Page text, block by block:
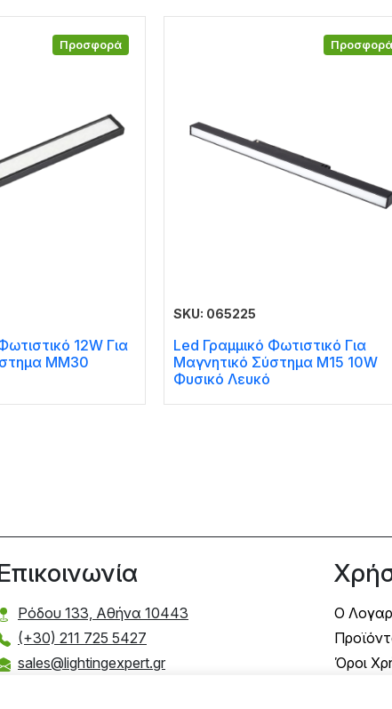
Προσφορά
12W Για
MM30
Προσφορά
SKU: 065225
Led Γραμμικό Φωτιστικό Για
Μαγνητικό Σύστημα Μ15 10W
Φυσικό Λευκό
Ρόδου 133, Αθήνα 10443
(+30) 211 725 5427
sales@lightingexpert.gr
Ο
Όροι